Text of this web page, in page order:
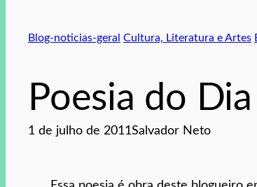
Blog-noticias-geral Cultura, Literatura e Artes
Poesia do
1 de julho de 2011Salvador Neto